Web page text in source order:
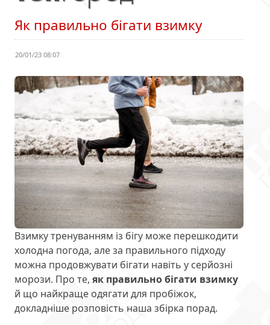
Як правильно бігати взимку
20/01/23 08:07
Взимку тренуванням із бігу може перешкодити
холодна погода, але за правильного підходу
можна продовжувати бігати навіть у серйозні
морози. Про те, як правильно бігати взимку
й що найкраще одягати для пробіжок,
докладніше розповість наша збірка порад.